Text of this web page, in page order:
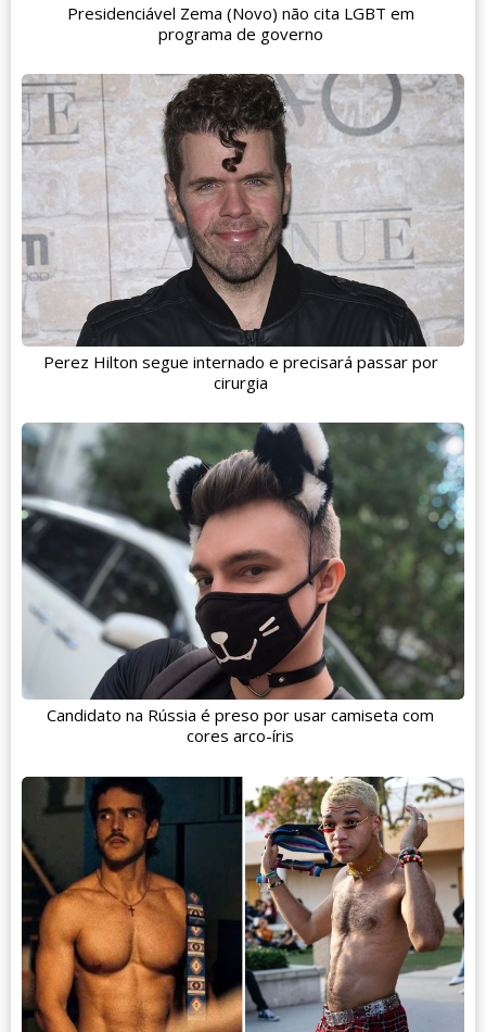
Presidenciável Zema (Novo) não cita LGBT em
programa de governo
Perez Hilton segue internado e precisará passar por
cirurgia
Candidato na Rússia é preso por usar camiseta com
cores arco-íris